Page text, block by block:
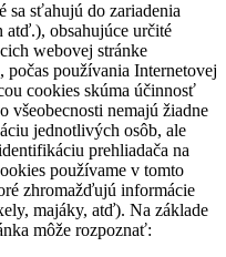
sa sťahujú do zariadenia
obsahujúce určité
webovej stránke
používania Internetovej
cookies skúma účinnosť
všeobecnosti nemajú žiadne
jednotlivých osôb, ale
prehliadača na
používame v tomto
zhromažďujú informácie
majáky, atď). Na základe
môže rozpoznať: